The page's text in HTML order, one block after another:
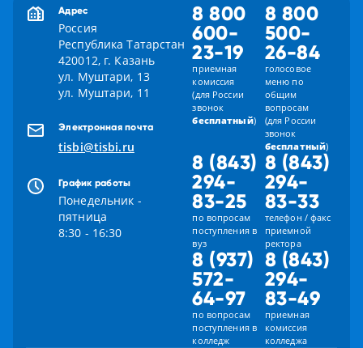
Адрес
Россия
Республика Татарстан
420012, г. Казань
ул. Муштари, 13
ул. Муштари, 11
Электронная почта
tisbi@tisbi.ru
График работы
Понедельник -
пятница
8:30 - 16:30
8 800
600-
23-19
приемная
комиссия
(для России
звонок
бесплатный)
8 800
500-
26-84
голосовое
меню по
общим
вопросам
(для России
звонок
бесплатный)
8 (843)
294-
83-25
по вопросам
поступления в
вуз
8 (843)
294-
83-33
телефон / факс
приемной
ректора
8 (937)
572-
64-97
по вопросам
поступления в
колледж
8 (843)
294-
83-49
приемная
комиссия
колледжа